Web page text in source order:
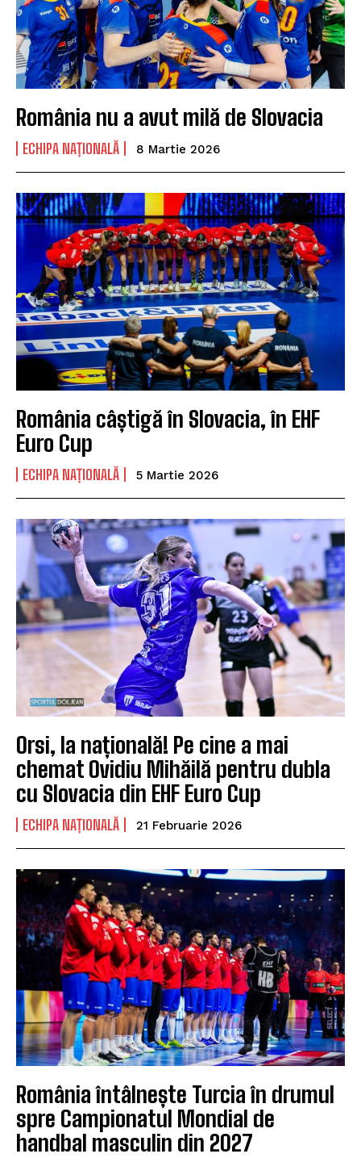
România nu a avut milă de Slovacia
ECHIPA NAȚIONALĂ 8 Martie 2026
România câștigă în Slovacia, în EHF
Euro Cup
ECHIPA NAȚIONALĂ 5 Martie 2026
Orsi, la națională! Pe cine a mai
chemat Ovidiu Mihăilă pentru dubla
cu Slovacia din EHF Euro Cup
ECHIPA NAȚIONALĂ 21 Februarie 2026
România întâlnește Turcia în drumul
spre Campionatul Mondial de
handbal masculin din 2027